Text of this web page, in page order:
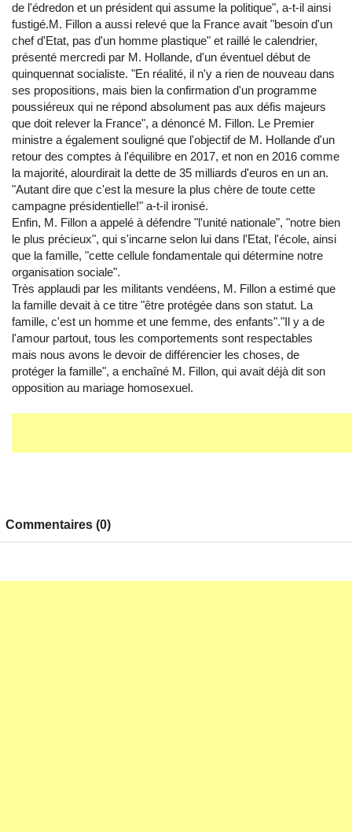
de l'édredon et un président qui assume la politique", a-t-il ainsi
fustigé.M. Fillon a aussi relevé que la France avait "besoin d'un
chef d'Etat, pas d'un homme plastique" et raillé le calendrier,
présenté mercredi par M. Hollande, d'un éventuel début de
quinquennat socialiste. "En réalité, il n'y a rien de nouveau dans
ses propositions, mais bien la confirmation d'un programme
poussiéreux qui ne répond absolument pas aux défis majeurs
que doit relever la France", a dénoncé M. Fillon. Le Premier
ministre a également souligné que l'objectif de M. Hollande d'un
retour des comptes à l'équilibre en 2017, et non en 2016 comme
la majorité, alourdirait la dette de 35 milliards d'euros en un an.
"Autant dire que c'est la mesure la plus chère de toute cette
campagne présidentielle!" a-t-il ironisé.
Enfin, M. Fillon a appelé à défendre "l'unité nationale", "notre bien
le plus précieux", qui s'incarne selon lui dans l'Etat, l'école, ainsi
que la famille, "cette cellule fondamentale qui détermine notre
organisation sociale".
Très applaudi par les militants vendéens, M. Fillon a estimé que
la famille devait à ce titre "être protégée dans son statut. La
famille, c'est un homme et une femme, des enfants"."Il y a de
l'amour partout, tous les comportements sont respectables
mais nous avons le devoir de différencier les choses, de
protéger la famille", a enchaîné M. Fillon, qui avait déjà dit son
opposition au mariage homosexuel.
Commentaires (0)